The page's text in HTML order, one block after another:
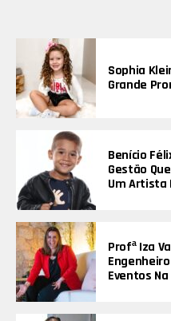
Sophia
Grande
Benício
Gestão
Um Artista
Profª Iza
Eventos